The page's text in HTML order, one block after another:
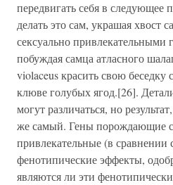
передвигать себя в следующее
делать это сам, украшая хвост
сексуально
побуждая самца атласного
violaceus красить свою беседку
клюве голубых ягод.[26].
могут различаться, но
же самый. Гены порождающие
привлекательные (в сравнении
фенотипические эффекты,
являются ли эти